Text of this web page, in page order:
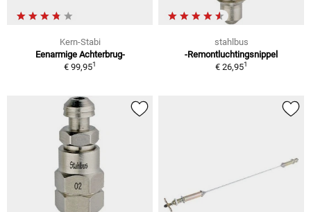
Kern-Stabi
Eenarmige Achterbrug-
€ 99,951
stahlbus
-Remontluchtingsnippel
€ 26,951